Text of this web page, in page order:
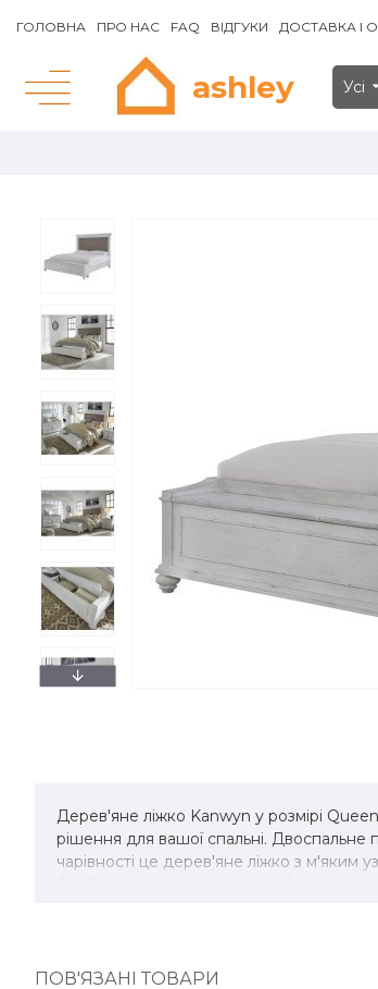
ГОЛОВНА ПРО НАС FAQ ВІДГУКИ ДОСТАВКА І
ashley Усі
Дерев'яне ліжко Kanwyn у розмірі
рішення для вашої спальні. Двоспальне
чарівності це дерев'яне ліжко з м'яким
білий колір, із щедро масштабованою
ПОВ'ЯЗАНІ ТОВАРИ